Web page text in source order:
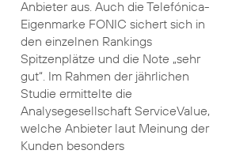
Anbieter aus. Auch die Telefónica-
Eigenmarke FONIC sichert sich in
den einzelnen Rankings
Spitzenplätze und die Note „sehr
gut“. Im Rahmen der jährlichen
Studie ermittelte die
Analysegesellschaft ServiceValue,
welche Anbieter laut Meinung der
Kunden besonders